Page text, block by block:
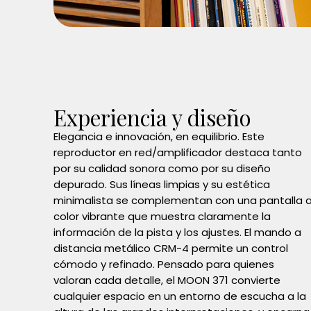
Experiencia y diseño
Elegancia e innovación, en equilibrio. Este
reproductor en red/amplificador destaca tanto
por su calidad sonora como por su diseño
depurado. Sus líneas limpias y su estética
minimalista se complementan con una pantalla
color vibrante que muestra claramente la
información de la pista y los ajustes. El mando a
distancia metálico CRM-4 permite un control
cómodo y refinado. Pensado para quienes
valoran cada detalle, el MOON 371 convierte
cualquier espacio en un entorno de escucha a la